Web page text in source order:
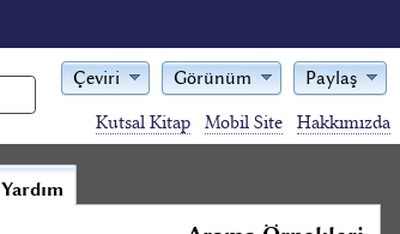
Çeviri Görünüm Paylaş
Kutsal Kitap Mobil Site Hakkımızda
Yardım